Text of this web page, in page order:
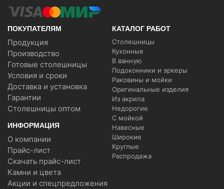
ПОКУПАТЕЛЯМ
Продукция
Производство
Готовые столешницы
Условия и сроки
Доставка и установка
Гарантии
Столешницы оптом
ИНФОРМАЦИЯ
О компании
Прайс-лист
Скачать прайс-лист
Камни и цвета
Акции и спецпредложения
КАТАЛОГ РАБОТ
Столешницы
Кухонные
В ванную
Подоконники и эркеры
Раковины и мойки
Оригинальные изделия
Из акрила
Недорогие
С мойкой
Навесные
Широкие
Круглые
Распродажа